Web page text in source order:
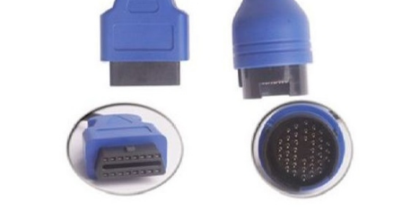
Testere multimarca